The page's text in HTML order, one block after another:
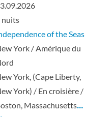
avec vue
nuits
of the Seas
York / Amérique du
York, (Cape Liberty,
York) / En croisière /
Massachusetts…